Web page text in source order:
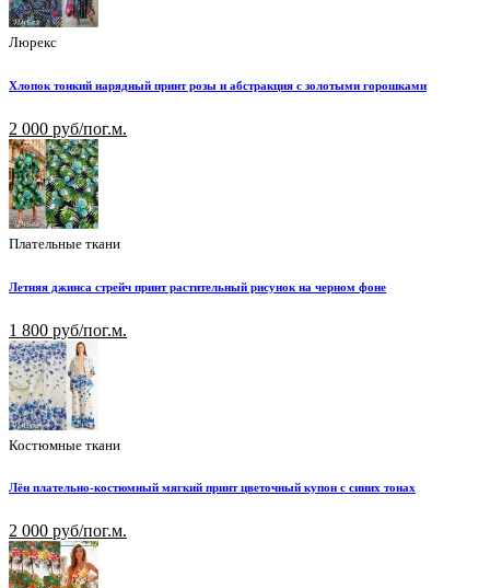
Люрекс
Хлопок тонкий нарядный принт розы и абстракция с золотыми горошками
2 000 руб/пог.м.
Плательные ткани
Летняя джинса стрейч принт растительный рисунок на черном фоне
1 800 руб/пог.м.
Костюмные ткани
Лён плательно-костюмный мягкий принт цветочный купон с синих тонах
2 000 руб/пог.м.